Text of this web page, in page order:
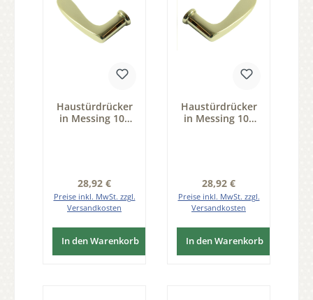
Haustürdrücker
in Messing 109
Regulärer Preis:
28,92 €
Preise inkl. MwSt. zzgl.
Versandkosten
In den Warenkorb
Haustürdrücker
in Messing 109
Regulärer Preis:
28,92 €
Preise inkl. MwSt. zzgl.
Versandkosten
In den Warenkorb